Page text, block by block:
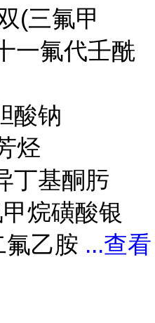
(三氟甲
一氟代壬酰
酸钠
烃
丁基酮肟
烷磺酸银
氟乙胺 ...查看